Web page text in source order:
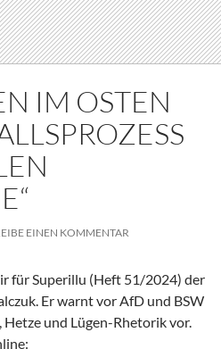
IM OSTEN
EINEN KOMMENTAR
für Superillu (Heft 51/2024) der
Er warnt vor AfD und BSW
und Lügen-Rhetorik vor.